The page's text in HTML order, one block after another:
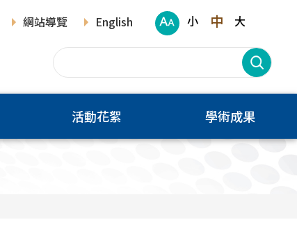
網站導覽 English 小 中 大
活動花絮 學術成果